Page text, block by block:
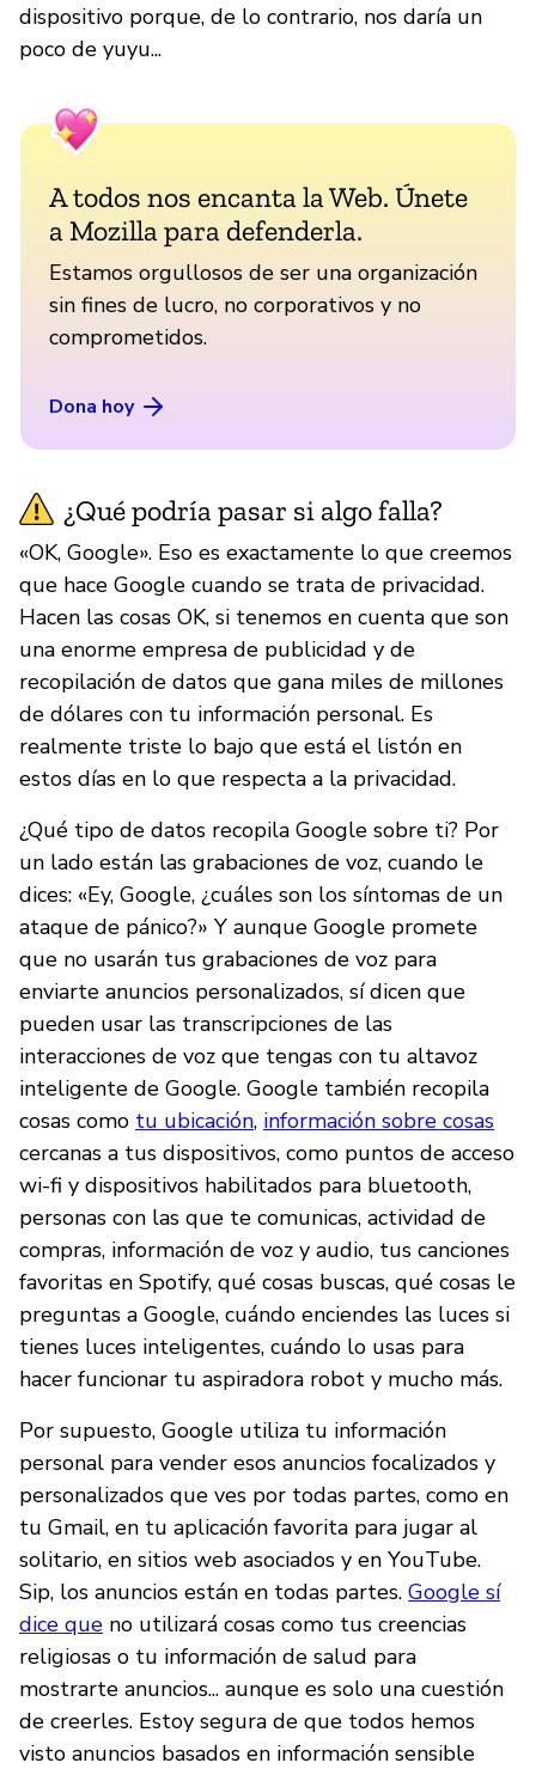
dispositivo porque, de lo contrario, nos daría un
poco de yuyu...
A todos nos encanta la Web. Únete
a Mozilla para defenderla.
Estamos orgullosos de ser una organización
sin fines de lucro, no corporativos y no
comprometidos.
Dona hoy
¿Qué podría pasar si algo falla?
«OK, Google». Eso es exactamente lo que creemos
que hace Google cuando se trata de privacidad.
Hacen las cosas OK, si tenemos en cuenta que son
una enorme empresa de publicidad y de
recopilación de datos que gana miles de millones
de dólares con tu información personal. Es
realmente triste lo bajo que está el listón en
estos días en lo que respecta a la privacidad.
¿Qué tipo de datos recopila Google sobre ti? Por
un lado están las grabaciones de voz, cuando le
dices: «Ey, Google, ¿cuáles son los síntomas de un
ataque de pánico?» Y aunque Google promete
que no usarán tus grabaciones de voz para
enviarte anuncios personalizados, sí dicen que
pueden usar las transcripciones de las
interacciones de voz que tengas con tu altavoz
inteligente de Google. Google también recopila
cosas como tu ubicación, información sobre cosas
cercanas a tus dispositivos, como puntos de acceso
wi-fi y dispositivos habilitados para bluetooth,
personas con las que te comunicas, actividad de
compras, información de voz y audio, tus canciones
favoritas en Spotify, qué cosas buscas, qué cosas le
preguntas a Google, cuándo enciendes las luces si
tienes luces inteligentes, cuándo lo usas para
hacer funcionar tu aspiradora robot y mucho más.
Por supuesto, Google utiliza tu información
personal para vender esos anuncios focalizados y
personalizados que ves por todas partes, como en
tu Gmail, en tu aplicación favorita para jugar al
solitario, en sitios web asociados y en YouTube.
Sip, los anuncios están en todas partes. Google sí
dice que no utilizará cosas como tus creencias
religiosas o tu información de salud para
mostrarte anuncios... aunque es solo una cuestión
de creerles. Estoy segura de que todos hemos
visto anuncios basados en información sensible